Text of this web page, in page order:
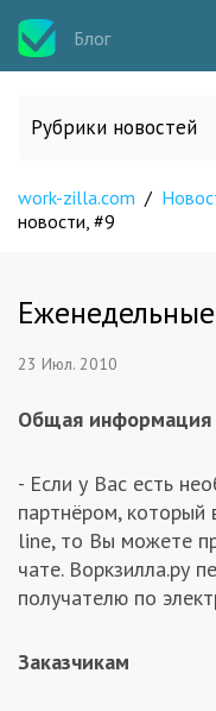
Блог
Рубрики новостей
Все статьи
Новости
Исполнителям
Заказчикам
work-zilla.com /
новости, #9
23 Июл. 2010
Общая информация
- Если у Вас есть
партнёром,
line, то Вы можете
чате. Воркзилла.ру
получателю по
Заказчикам